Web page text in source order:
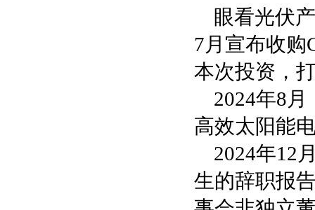
眼看光伏
7月宣布收购
本次投资，
2024年8
高效太阳能
2024年12
生的辞职报